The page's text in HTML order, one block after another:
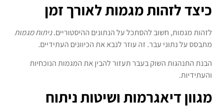
כיצד לזהות מגמות לאורך זמן
לזהות מגמות, חשוב להסתכל על הנתונים ההיסטוריים.ניתוח מגמות
מתבסס על נתוני עבר. זה עוזר לנבא את הכיוונים העתידיים.
הבנת התנהגות השוק בעבר תעזור להבין את המגמות הנוכחיות
והעתידיות.
מגוון דיאגרמות ושיטות ניתוח